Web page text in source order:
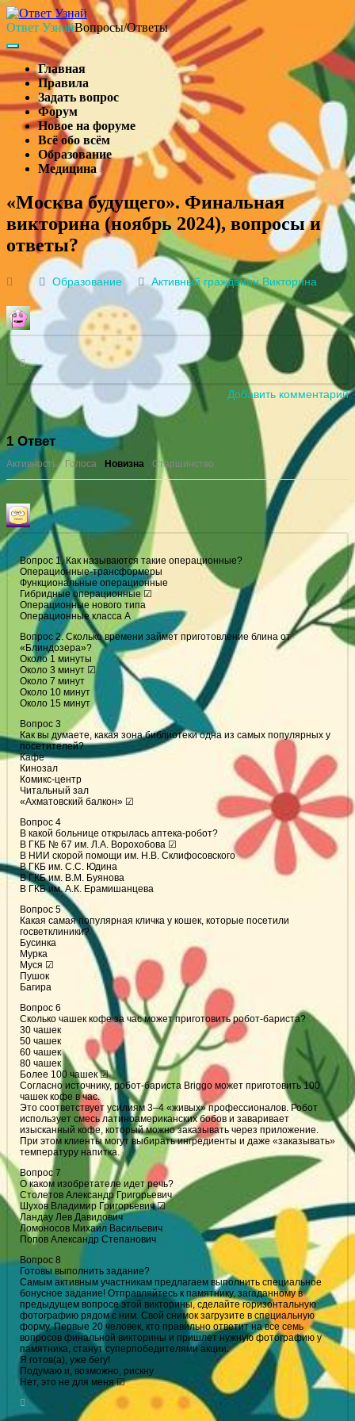
Skip
to
content
Ответ УзнайВопросы/Ответы
Search
Main
Navigation
Главная
Правила
Задать вопрос
Форум
Новое на форуме
Всё обо всём
Образование
Медицина
Search
«Москва будущего». Финальная
викторина (ноябрь 2024), вопросы и
ответы?
Образование Активный гражданин Викторина
Добавить комментарий
1Ответ
Активность Голоса Новизна Старшинство
Вопрос 1. Как называются такие операционные?
Операционные-трансформеры
Функциональные операционные
Гибридные операционные ☑
Операционные нового типа
Операционные класса А
Вопрос 2. Сколько времени займет приготовление блина от
«Блиндозера»?
Около 1 минуты
Около 3 минут ☑
Около 7 минут
Около 10 минут
Около 15 минут
Вопрос 3
Как вы думаете, какая зона библиотеки одна из самых популярных у
посетителей?
Кафе
Кинозал
Комикс-центр
Читальный зал
«Ахматовский балкон» ☑
Вопрос 4
В какой больнице открылась аптека-робот?
В ГКБ № 67 им. Л.А. Ворохобова ☑
В НИИ скорой помощи им. Н.В. Склифосовского
В ГКБ им. С.С. Юдина
В ГКБ им. В.М. Буянова
В ГКБ им. А.К. Ерамишанцева
Вопрос 5
Какая самая популярная кличка у кошек, которые посетили
госветклиники?
Бусинка
Мурка
Муся ☑
Пушок
Багира
Вопрос 6
Сколько чашек кофе за час может приготовить робот-бариста?
30 чашек
50 чашек
60 чашек
80 чашек
Более 100 чашек ☑
Согласно источнику, робот-бариста Briggo может приготовить 100
чашек кофе в час.
Это соответствует усилиям 3–4 «живых» профессионалов. Робот
использует смесь латиноамериканских бобов и заваривает
изысканный кофе, который можно заказывать через приложение.
При этом клиенты могут выбирать ингредиенты и даже «заказывать»
температуру напитка.
Вопрос 7
О каком изобретателе идет речь?
Столетов Александр Григорьевич
Шухов Владимир Григорьевич ☑
Ландау Лев Давидович
Ломоносов Михаил Васильевич
Попов Александр Степанович
Вопрос 8
Готовы выполнить задание?
Самым активным участникам предлагаем выполнить специальное
бонусное задание! Отправляйтесь к памятнику, загаданному в
предыдущем вопросе этой викторины, сделайте горизонтальную
фотографию рядом с ним. Свой снимок загрузите в специальную
форму. Первые 20 человек, кто правильно ответит на все семь
вопросов финальной викторины и пришлет нужную фотографию у
памятника, станут суперпобедителями акции.
Я готов(а), уже бегу!
Подумаю и, возможно, рискну
Нет, это не для меня ☑